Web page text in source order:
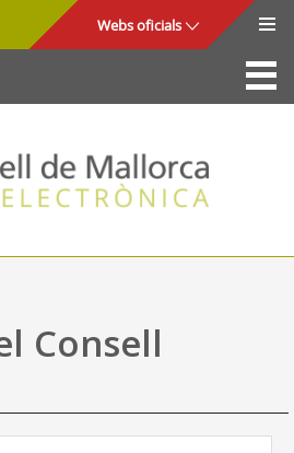
Webs oficials
La Seu
Consell de Mallorca
Accés i seguretat
Utilitats
Ajuda
Consell